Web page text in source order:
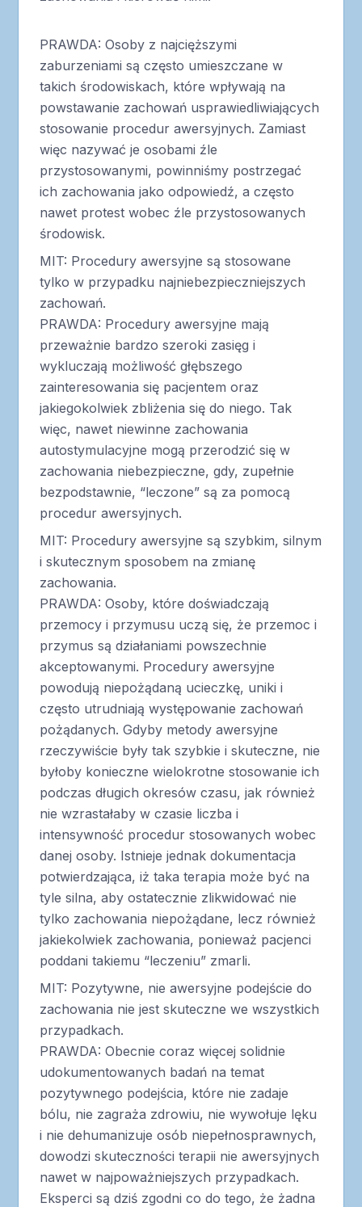
PRAWDA: Osoby z najcięższymi
zaburzeniami są często umieszczane w
takich środowiskach, które wpływają na
powstawanie zachowań usprawiedliwiających
stosowanie procedur awersyjnych. Zamiast
więc nazywać je osobami źle
przystosowanymi, powinniśmy postrzegać
ich zachowania jako odpowiedź, a często
nawet protest wobec źle przystosowanych
środowisk.
MIT: Procedury awersyjne są stosowane
tylko w przypadku najniebezpieczniejszych
zachowań.
PRAWDA: Procedury awersyjne mają
przeważnie bardzo szeroki zasięg i
wykluczają możliwość głębszego
zainteresowania się pacjentem oraz
jakiegokolwiek zbliżenia się do niego. Tak
więc, nawet niewinne zachowania
autostymulacyjne mogą przerodzić się w
zachowania niebezpieczne, gdy, zupełnie
bezpodstawnie, “leczone” są za pomocą
procedur awersyjnych.
MIT: Procedury awersyjne są szybkim, silnym
i skutecznym sposobem na zmianę
zachowania.
PRAWDA: Osoby, które doświadczają
przemocy i przymusu uczą się, że przemoc i
przymus są działaniami powszechnie
akceptowanymi. Procedury awersyjne
powodują niepożądaną ucieczkę, uniki i
często utrudniają występowanie zachowań
pożądanych. Gdyby metody awersyjne
rzeczywiście były tak szybkie i skuteczne, nie
byłoby konieczne wielokrotne stosowanie ich
podczas długich okresów czasu, jak również
nie wzrastałaby w czasie liczba i
intensywność procedur stosowanych wobec
danej osoby. Istnieje jednak dokumentacja
potwierdzająca, iż taka terapia może być na
tyle silna, aby ostatecznie zlikwidować nie
tylko zachowania niepożądane, lecz również
jakiekolwiek zachowania, ponieważ pacjenci
poddani takiemu “leczeniu” zmarli.
MIT: Pozytywne, nie awersyjne podejście do
zachowania nie jest skuteczne we wszystkich
przypadkach.
PRAWDA: Obecnie coraz więcej solidnie
udokumentowanych badań na temat
pozytywnego podejścia, które nie zadaje
bólu, nie zagraża zdrowiu, nie wywołuje lęku
i nie dehumanizuje osób niepełnosprawnych,
dowodzi skuteczności terapii nie awersyjnych
nawet w najpoważniejszych przypadkach.
Eksperci są dziś zgodni co do tego, że żadna